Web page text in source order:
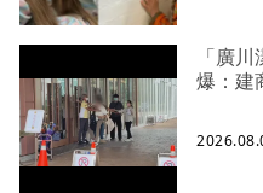
「廣
爆：建